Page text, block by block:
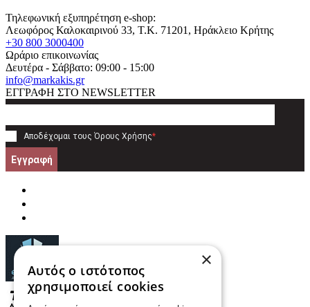
Τηλεφωνική εξυπηρέτηση e-shop:
Λεωφόρος Καλοκαιρινού 33, T.K. 71201, Ηράκλειο Κρήτης
+30 800 3000400
Ωράριο επικοινωνίας
Δευτέρα - Σάββατο: 09:00 - 15:00
info@markakis.gr
ΕΓΓΡΑΦΗ ΣΤΟ NEWSLETTER
Αποδέχομαι τους Όρους Χρήσης*
Εγγραφή
×
Αυτός ο ιστότοπος
χρησιμοποιεί cookies